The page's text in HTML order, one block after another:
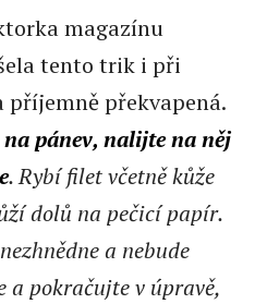
magazínu
tento trik i při
překvapená.
pánev, nalijte na něj
. Rybí filet včetně kůže
dolů na pečicí papír.
a nebude
a pokračujte v úpravě,